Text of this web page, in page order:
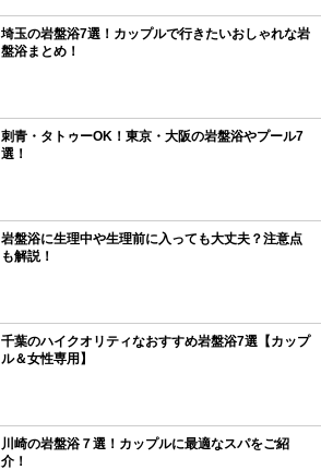
埼玉の岩盤浴7選！カップルで行きたいおしゃれな岩
盤浴まとめ！
刺青・タトゥーOK！東京・大阪の岩盤浴やプール7
選！
岩盤浴に生理中や生理前に入っても大丈夫？注意点
も解説！
千葉のハイクオリティなおすすめ岩盤浴7選【カップ
ル＆女性専用】
川崎の岩盤浴７選！カップルに最適なスパをご紹
介！